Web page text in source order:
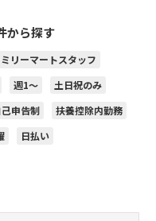
から探す
リーマートスタッフ
週1～
土日祝のみ
申告制
扶養控除内勤務
日払い